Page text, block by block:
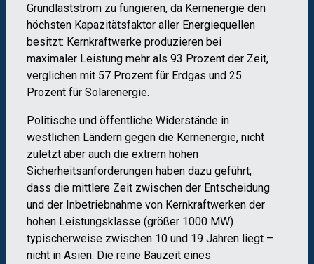
Grundlaststrom zu fungieren, da Kernenergie den
höchsten Kapazitätsfaktor aller Energiequellen
besitzt: Kernkraftwerke produzieren bei
maximaler Leistung mehr als 93 Prozent der Zeit,
verglichen mit 57 Prozent für Erdgas und 25
Prozent für Solarenergie.
Politische und öffentliche Widerstände in
westlichen Ländern gegen die Kernenergie, nicht
zuletzt aber auch die extrem hohen
Sicherheitsanforderungen haben dazu geführt,
dass die mittlere Zeit zwischen der Entscheidung
und der Inbetriebnahme von Kernkraftwerken der
hohen Leistungsklasse (größer 1000 MW)
typischerweise zwischen 10 und 19 Jahren liegt –
nicht in Asien. Die reine Bauzeit eines